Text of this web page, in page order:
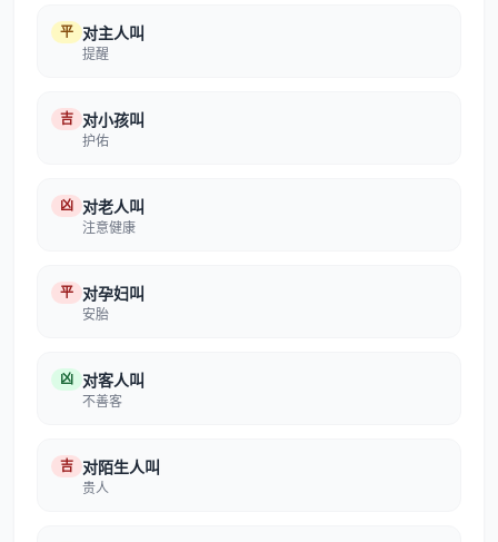
平 对主人叫
提醒
吉 对小孩叫
护佑
凶 对老人叫
注意健康
平 对孕妇叫
安胎
凶 对客人叫
不善客
吉 对陌生人叫
贵人